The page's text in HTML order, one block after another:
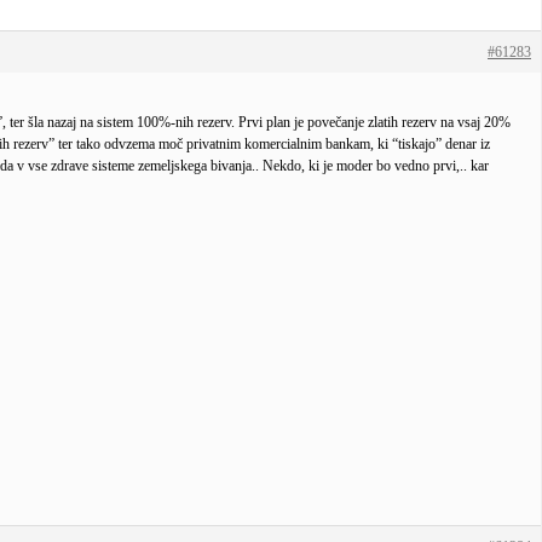
#61283
šla nazaj na sistem 100%-nih rezerv. Prvi plan je povečanje zlatih rezerv na vsaj 20%
rezerv” ter tako odvzema moč privatnim komercialnim bankam, ki “tiskajo” denar iz
v vse zdrave sisteme zemeljskega bivanja.. Nekdo, ki je moder bo vedno prvi,.. kar